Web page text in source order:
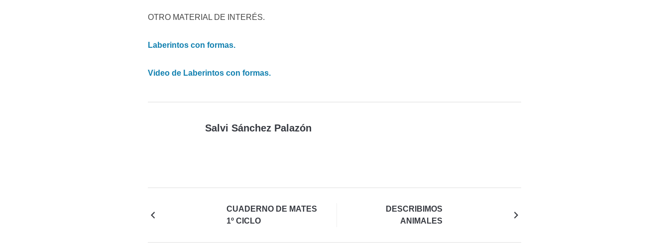
OTRO MATERIAL DE INTERÉS.
Laberintos con formas.
Video de Laberintos con formas.
Salvi Sánchez Palazón
CUADERNO DE MATES
1º CICLO
DESCRIBIMOS
ANIMALES